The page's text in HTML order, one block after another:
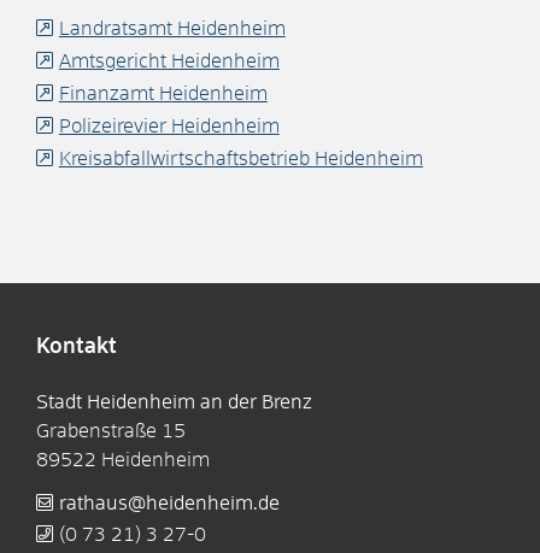
Landratsamt Heidenheim
Amtsgericht Heidenheim
Finanzamt Heidenheim
Polizeirevier Heidenheim
Kreisabfallwirtschaftsbetrieb Heidenheim
Kontakt
Stadt Heidenheim an der Brenz
Grabenstraße 15
89522 Heidenheim
rathaus@heidenheim.de
(0 73 21) 3 27-0